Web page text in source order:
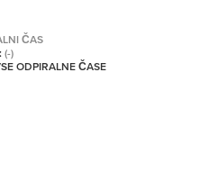
ČAS
(-)
ODPIRALNE ČASE